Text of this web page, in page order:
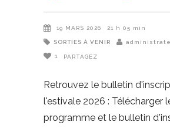
19 MARS 2026 21 h 05 min
SORTIES À VENIR
1 PARTAGEZ
Retrouvez le bulletin
l'estivale 2026 : Télécharger
programme et le bulletin